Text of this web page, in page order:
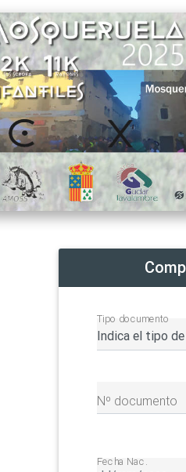
Tipo documento
Nº documento
Fecha Nac.